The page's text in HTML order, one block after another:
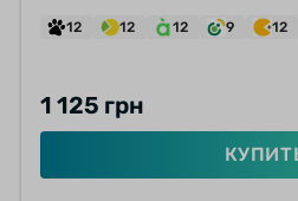
32 СПИЦЫ
12 12 12 9 12
1 125 грн